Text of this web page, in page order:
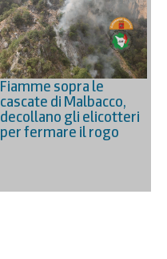
Fiamme sopra le
cascate di Malbacco,
decollano gli elicotteri
per fermare il rogo